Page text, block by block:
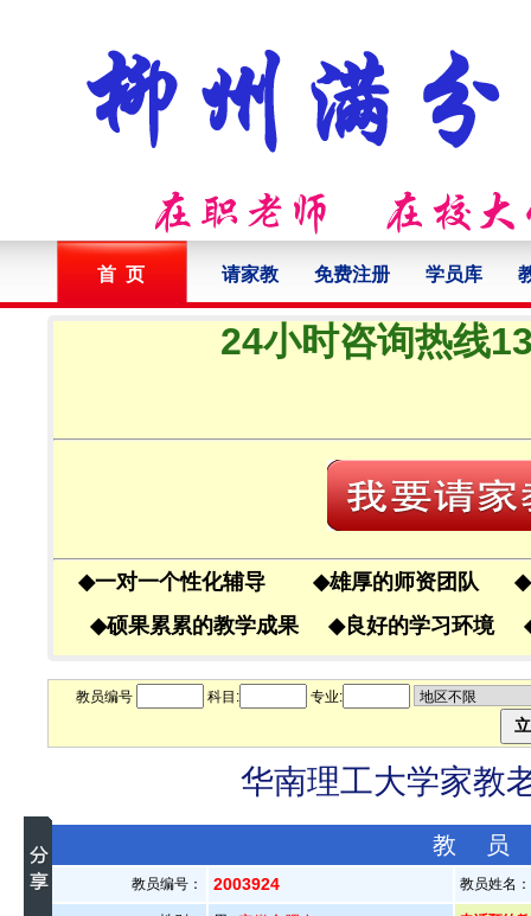
首 页 请家教 免费注册 学员库
24小时咨询热线
◆一对一个性化辅导 ◆雄厚的师资团队 ◆
◆硕果累累的教学成果 ◆良好的学习环境
教员编号 科目: 专业:
华南理工大学家教
教
教员编号： 2003924 教员姓名